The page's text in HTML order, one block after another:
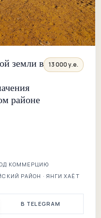
земли в
районе
13 000 у.е.
КОММЕРЦИЮ
РАЙОН · ЯНГИ ХАЁТ
В TELEGRAM